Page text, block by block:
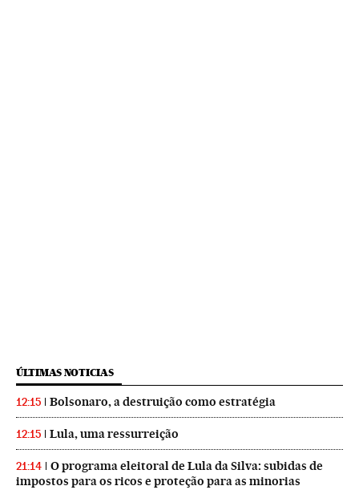
ÚLTIMAS NOTICIAS
12:15 Bolsonaro, a destruição como estratégia
12:15 Lula, uma ressurreição
21:14
O programa eleitoral de Lula da Silva: subidas de
impostos para os ricos e proteção para as minorias